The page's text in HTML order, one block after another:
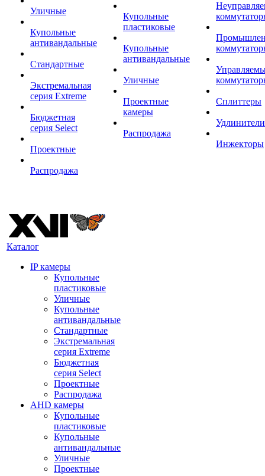
Уличные
Купольные
антивандальные
Стандартные
Экстремальная
серия Extreme
Бюджетная
серия Select
Проектные
Распродажа
Купольные
пластиковые
Купольные
антивандальные
Уличные
Проектные
камеры
Распродажа
Сплиттеры
Удлинители
Инжекторы
Каталог
IP камеры
Купольные
пластиковые
Уличные
Купольные
антивандальные
Стандартные
Экстремальная
серия Extreme
Бюджетная
серия Select
Проектные
Распродажа
AHD камеры
Купольные
пластиковые
Купольные
антивандальные
Уличные
Проектные